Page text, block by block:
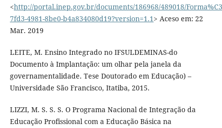
<http://portal.inep.gov.br/documents/186968/489018/
7fd3-4981-8be0-b4a834080d19?version=1.1> Aceso em: 22
Mar. 2019
LEITE, M. Ensino Integrado no IFSULDEMINAS-do
Documento à Implantação: um olhar pela janela da
governamentalidade. Tese Doutorado em Educação) –
Universidade São Francisco, Itatiba, 2015.
LIZZI, M. S. S. S. O Programa Nacional de Integração da
Educação Profissional com a Educação Básica na